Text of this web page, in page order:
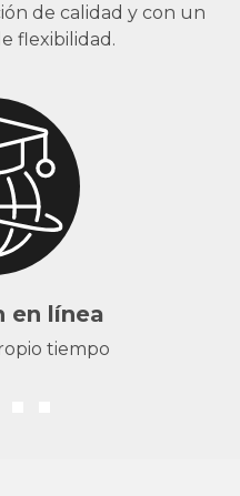
de calidad y con un
flexibilidad.
en línea
tiempo